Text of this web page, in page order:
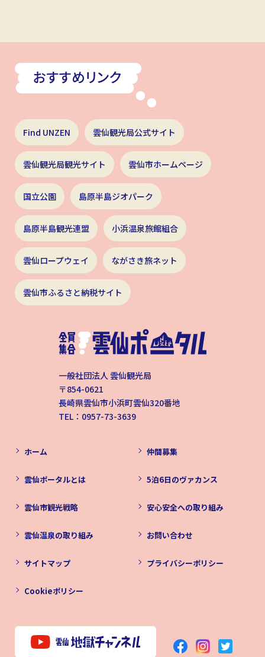
Find UNZEN 雲仙観光局公式サイト
雲仙観光局観光サイト 雲仙市ホームページ
国立公園 島原半島ジオパーク
島原半島観光連盟 小浜温泉旅館組合
雲仙ロープウェイ ながさき旅ネット
雲仙市ふるさと納税サイト
一般社団法人 雲仙観光局
〒854-0621
長崎県雲仙市小浜町雲仙320番地
TEL：0957-73-3639
ホーム
雲仙ポータルとは
雲仙市観光戦略
雲仙温泉の取り組み
仲間募集
5泊6日のヴァカンス
安心安全への取り組み
お問い合わせ
サイトマップ プライバシーポリシー
Cookieポリシー